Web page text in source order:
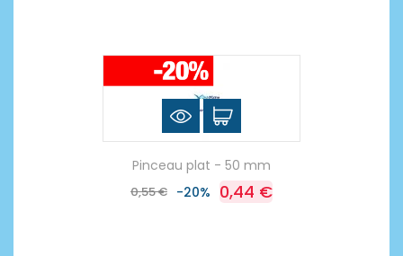
Pinceau plat - 50 mm
0,55 € -20% 0,44 €